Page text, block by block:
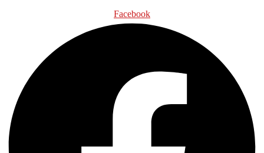
Facebook